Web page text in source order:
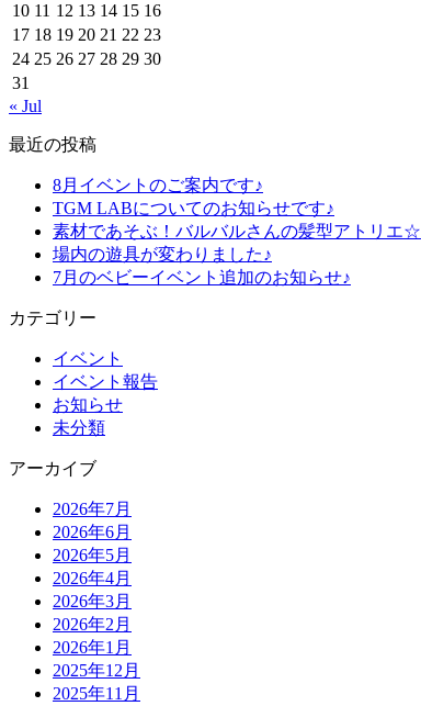
10 11 12 13 14 15 16
17 18 19 20 21 22 23
24 25 26 27 28 29 30
31
« Jul
最近の投稿
8月イベントのご案内です♪
TGM LABについてのお知らせです♪
素材であそぶ！バルバルさんの髪型アトリエ☆
場内の遊具が変わりました♪
7月のベビーイベント追加のお知らせ♪
カテゴリー
イベント
イベント報告
お知らせ
未分類
アーカイブ
2026年7月
2026年6月
2026年5月
2026年4月
2026年3月
2026年2月
2026年1月
2025年12月
2025年11月